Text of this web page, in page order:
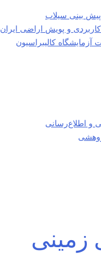
بینی سیلاب
و پویش اراضی ایران
آزمایشگاه کالیبراسیون
و اطلاع‌رسانی
زمینی